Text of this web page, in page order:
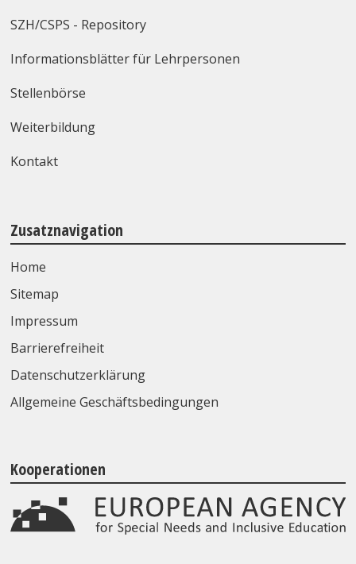
SZH/CSPS - Repository
Informationsblätter für Lehrpersonen
Stellenbörse
Weiterbildung
Kontakt
Zusatznavigation
Home
Sitemap
Impressum
Barrierefreiheit
Datenschutzerklärung
Allgemeine Geschäftsbedingungen
Kooperationen